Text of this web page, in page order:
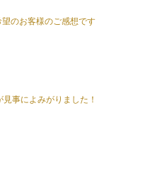
のお客様のご感想です
事によみがりました！